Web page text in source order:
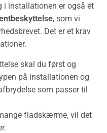
i installationen er også ét
, som vi
Det er et krav
skal du først og
på installationen og
som passer til
fladskærme, vil det